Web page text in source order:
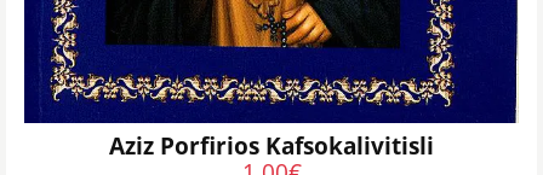
Aziz Porfirios Kafsokalivitisli